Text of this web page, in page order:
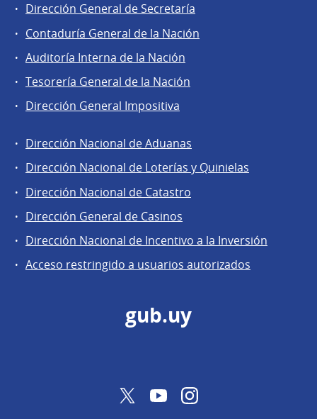
Dirección General de Secretaría
Contaduría General de la Nación
Auditoría Interna de la Nación
Tesorería General de la Nación
Dirección General Impositiva
Áreas
de
la
Dirección
General
de
Secretaría
Dirección Nacional de Aduanas
Dirección Nacional de Loterías y Quinielas
Dirección Nacional de Catastro
Dirección General de Casinos
Dirección Nacional de Incentivo a la Inversión
Acceso restringido a usuarios autorizados
gub.uy
TwitterYouTubeInstagram